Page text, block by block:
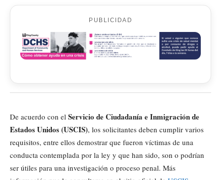
PUBLICIDAD
De acuerdo con el Servicio de Ciudadanía e Inmigración de
Estados Unidos (USCIS), los solicitantes deben cumplir varios
requisitos, entre ellos demostrar que fueron víctimas de una
conducta contemplada por la ley y que han sido, son o podrían
ser útiles para una investigación o proceso penal. Más